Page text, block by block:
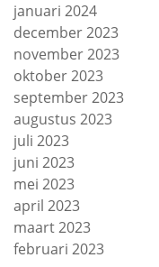
januari 2024
december 2023
november 2023
oktober 2023
september 2023
augustus 2023
juli 2023
juni 2023
mei 2023
april 2023
maart 2023
februari 2023